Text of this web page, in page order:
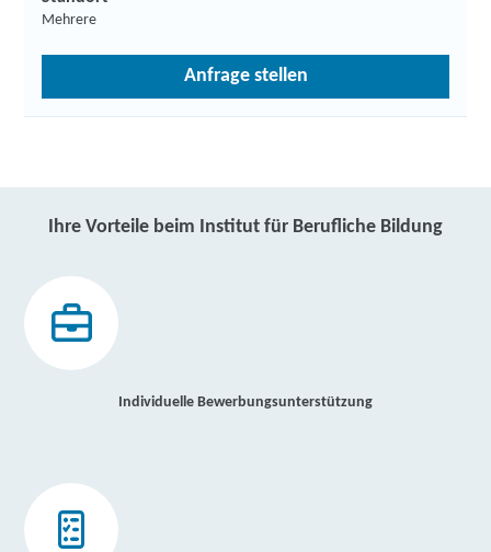
Mehrere
Anfrage stellen
Ihre Vorteile beim Institut für Berufliche Bildung
Individuelle Bewerbungsunterstützung